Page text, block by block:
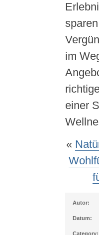
im
einer
«
Autor:
Datum:
Category: